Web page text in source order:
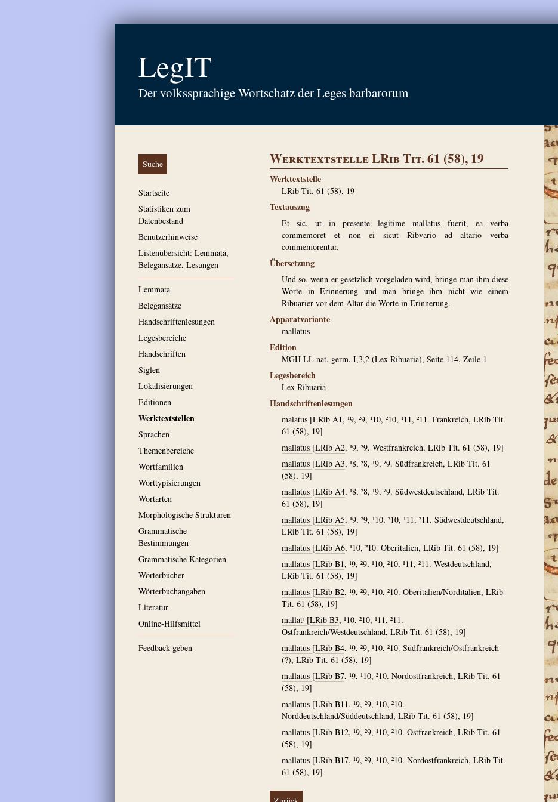
LegIT
Der volkssprachige Wortschatz der Leges barbarorum
Suche
Startseite
Statistiken zum
Datenbestand
Benutzerhinweise
Listenübersicht: Lemmata,
Belegansätze, Lesungen
Lemmata
Belegansätze
Handschriftenlesungen
Legesbereiche
Handschriften
Siglen
Lokalisierungen
Editionen
Werktextstellen
Sprachen
Themenbereiche
Wortfamilien
Worttypisierungen
Wortarten
Morphologische Strukturen
Grammatische
Bestimmungen
Grammatische Kategorien
Wörterbücher
Wörterbuchangaben
Literatur
Online-Hilfsmittel
Feedback geben
Werktextstelle LRib Tit. 61 (58), 19
Werktextstelle
LRib Tit. 61 (58), 19
Textauszug
Et sic, ut in presente legitime mallatus fuerit, ea verba
commemoret et non ei sicut Ribvario ad altario verba
commemorentur.
Übersetzung
Und so, wenn er gesetzlich vorgeladen wird, bringe man ihm diese
Worte in Erinnerung und man bringe ihm nicht wie einem
Ribuarier vor dem Altar die Worte in Erinnerung.
Apparatvariante
mallatus
Edition
MGH LL nat. germ. I,3,2 (Lex Ribuaria), Seite 114, Zeile 1
Legesbereich
Lex Ribuaria
Handschriftenlesungen
malatus [LRib A1, ¹9, ²9, ¹10, ²10, ¹11, ²11. Frankreich, LRib Tit.
61 (58), 19]
mallatus [LRib A2, ¹9, ²9. Westfrankreich, LRib Tit. 61 (58), 19]
mallatus [LRib A3, ¹8, ²8, ¹9, ²9. Südfrankreich, LRib Tit. 61
(58), 19]
mallatus [LRib A4, ¹8, ²8, ¹9, ²9. Südwestdeutschland, LRib Tit.
61 (58), 19]
mallatus [LRib A5, ¹9, ²9, ¹10, ²10, ¹11, ²11. Südwestdeutschland,
LRib Tit. 61 (58), 19]
mallatus [LRib A6, ¹10, ²10. Oberitalien, LRib Tit. 61 (58), 19]
mallatus [LRib B1, ¹9, ²9, ¹10, ²10, ¹11, ²11. Westdeutschland,
LRib Tit. 61 (58), 19]
mallatus [LRib B2, ¹9, ²9, ¹10, ²10. Oberitalien/Norditalien, LRib
Tit. 61 (58), 19]
mallatˢ [LRib B3, ¹10, ²10, ¹11, ²11.
Ostfrankreich/Westdeutschland, LRib Tit. 61 (58), 19]
mallatus [LRib B4, ¹9, ²9, ¹10, ²10. Südfrankreich/Ostfrankreich
(?), LRib Tit. 61 (58), 19]
mallatus [LRib B7, ¹9, ¹10, ²10. Nordostfrankreich, LRib Tit. 61
(58), 19]
mallatus [LRib B11, ¹9, ²9, ¹10, ²10.
Norddeutschland/Süddeutschland, LRib Tit. 61 (58), 19]
mallatus [LRib B12, ¹9, ²9, ¹10, ²10. Ostfrankreich, LRib Tit. 61
(58), 19]
mallatus [LRib B17, ¹9, ²9, ¹10, ²10. Nordostfrankreich, LRib Tit.
61 (58), 19]